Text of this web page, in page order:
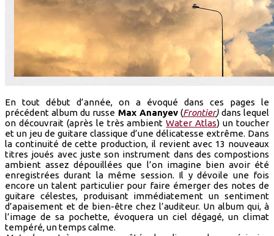
En tout début d’année, on a évoqué dans ces pages le
précédent album du russe Max Ananyev(Frontier)dans lequel
on découvrait (après le très ambientWater Atlas) un toucher
et un jeu de guitare classique d’une délicatesse extrême. Dans
la continuité de cette production, il revient avec 13 nouveaux
titres joués avec juste son instrument dans des compostions
ambient assez dépouillées que l’on imagine bien avoir été
enregistrées durant la même session. Il y dévoile une fois
encore un talent particulier pour faire émerger des notes de
guitare célestes, produisant immédiatement un sentiment
d’apaisement et de bien-être chez l’auditeur. Un album qui, à
l’image de sa pochette, évoquera un ciel dégagé, un climat
tempéré, un temps calme.